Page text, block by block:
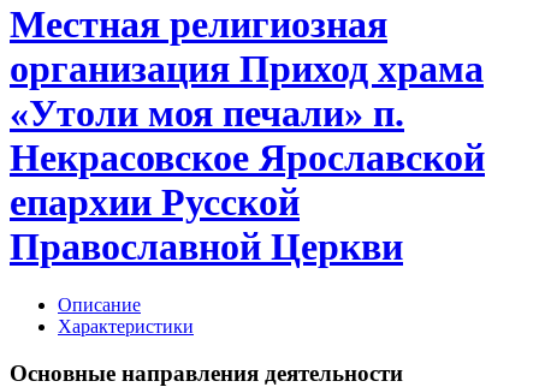
Местная религиозная
организация Приход храма
«Утоли моя печали» п.
Некрасовское Ярославской
епархии Русской
Православной Церкви
Описание
Характеристики
Основные направления деятельности